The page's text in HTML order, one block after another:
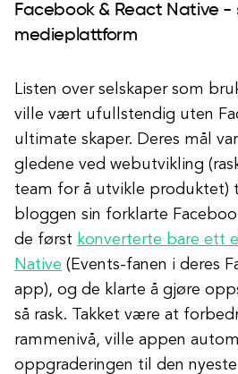
Facebook & React Native -
medieplattform
Listen over selskaper som
ville vært ufullstendig uten
ultimate skaper. Deres mål
gledene ved webutvikling
team for å utvikle produktet)
bloggen sin forklarte
de først konverterte bare ett
Native (Events-fanen i deres
app), og de klarte å gjøre
så rask. Takket være at
rammenivå, ville appen
oppgraderingen til den nyeste